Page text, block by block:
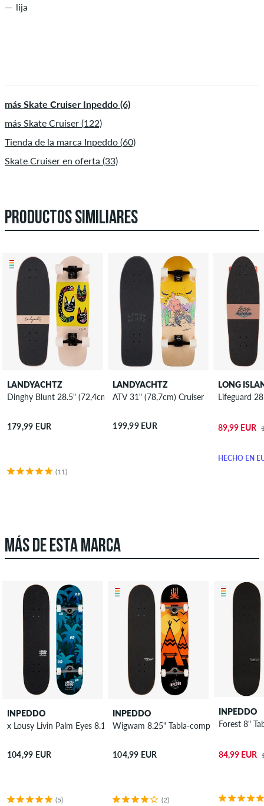
lija
más Skate Cruiser Inpeddo (6)
más Skate Cruiser (122)
Tienda de la marca Inpeddo (60)
Skate Cruiser en oferta (33)
PRODUCTOS SIMILIARES
LANDYACHTZ
Dinghy Blunt 28.5" (72,4cm) Cruiser
179,99 EUR
(11)
LANDYACHTZ
ATV 31" (78,7cm) Cruiser
199,99 EUR
LONG
Lifeguard
89,99 EUR
HECHO EN
MÁS DE ESTA MARCA
INPEDDO
x Lousy Livin Palm Eyes 8.125" Tabla-completa
104,99 EUR
(5)
INPEDDO
Wigwam 8.25" Tabla-completa
104,99 EUR
(2)
INPEDDO
Forest 8"
84,99 EUR